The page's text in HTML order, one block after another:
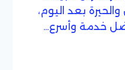
بعد اليوم،
خدمة وأسرع…